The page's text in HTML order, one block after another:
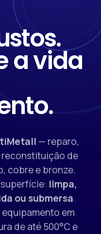
a vida
— reparo,
de
cobre e bronze.
limpa,
ou submersa.
em
de até 500°C e